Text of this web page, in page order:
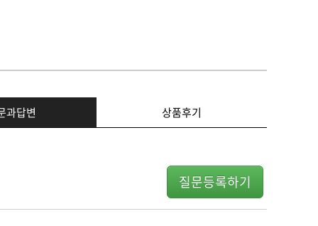
과답변 상품후기
질문등록하기